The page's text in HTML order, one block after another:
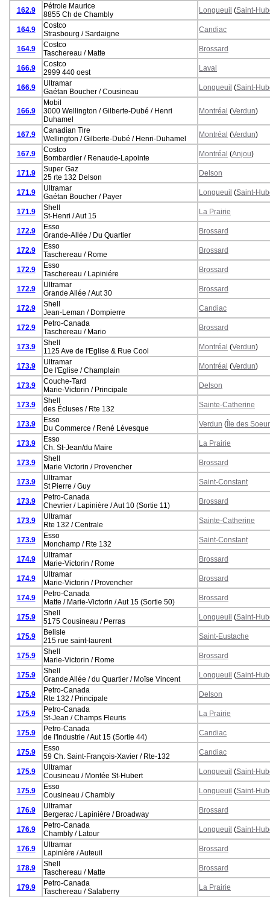
162.9
Pétrole Maurice
8855 Ch de Chambly
Longueuil (Saint-
164.9
Costco
Strasbourg / Sardaigne
Candiac
164.9
Costco
Taschereau / Matte
Brossard
166.9
Costco
2999 440 oest
Laval
166.9
Ultramar
Gaétan Boucher / Cousineau
Longueuil (Saint-
166.9
Mobil
3000 Wellington / Gilberte-Dubé / Henri
Duhamel
Montréal (Verdun)
167.9
Canadian Tire
Wellington / Gilberte-Dubé / Henri-Duhamel
Montréal (Verdun)
167.9
Costco
Bombardier / Renaude-Lapointe
Montréal (Anjou)
171.9
Super Gaz
25 rte 132 Delson
Delson
171.9
Ultramar
Gaétan Boucher / Payer
Longueuil (Saint-
171.9
Shell
St-Henri / Aut 15
La Prairie
172.9
Esso
Grande-Allée / Du Quartier
Brossard
172.9
Esso
Taschereau / Rome
Brossard
172.9
Esso
Taschereau / Lapiniére
Brossard
172.9
Ultramar
Grande Allée / Aut 30
Brossard
172.9
Shell
Jean-Leman / Dompierre
Candiac
172.9
Petro-Canada
Taschereau / Mario
Brossard
173.9
Shell
1125 Ave de l'Eglise & Rue Cool
Montréal (Verdun)
173.9
Ultramar
De l'Eglise / Champlain
Montréal (Verdun)
173.9
Couche-Tard
Marie-Victorin / Principale
Delson
173.9
Shell
des Écluses / Rte 132
Sainte-Catherine
173.9
Esso
Du Commerce / René Lévesque
Verdun (Île des
173.9
Esso
Ch. St-Jean/du Maire
La Prairie
173.9
Shell
Marie Victorin / Provencher
Brossard
173.9
Ultramar
St Pierre / Guy
Saint-Constant
173.9
Petro-Canada
Chevrier / Lapinière / Aut 10 (Sortie 11)
Brossard
173.9
Ultramar
Rte 132 / Centrale
Sainte-Catherine
173.9
Esso
Monchamp / Rte 132
Saint-Constant
174.9
Ultramar
Marie-Victorin / Rome
Brossard
174.9
Ultramar
Marie-Victorin / Provencher
Brossard
174.9
Petro-Canada
Matte / Marie-Victorin / Aut 15 (Sortie 50)
Brossard
175.9
Shell
5175 Cousineau / Perras
Longueuil (Saint-
175.9
Belisle
215 rue saint-laurent
Saint-Eustache
175.9
Shell
Marie-Victorin / Rome
Brossard
175.9
Shell
Grande Allée / du Quartier / Moïse Vincent
Longueuil (Saint-
175.9
Petro-Canada
Rte 132 / Principale
Delson
175.9
Petro-Canada
St-Jean / Champs Fleuris
La Prairie
175.9
Petro-Canada
de l'Industrie / Aut 15 (Sortie 44)
Candiac
175.9
Esso
59 Ch. Saint-François-Xavier / Rte-132
Candiac
175.9
Ultramar
Cousineau / Montée St-Hubert
Longueuil (Saint-
175.9
Esso
Cousineau / Chambly
Longueuil (Saint-
176.9
Ultramar
Bergerac / Lapinière / Broadway
Brossard
176.9
Petro-Canada
Chambly / Latour
Longueuil (Saint-
176.9
Ultramar
Lapinière / Auteuil
Brossard
178.9
Shell
Taschereau / Matte
Brossard
179.9
Petro-Canada
Taschereau / Salaberry
La Prairie